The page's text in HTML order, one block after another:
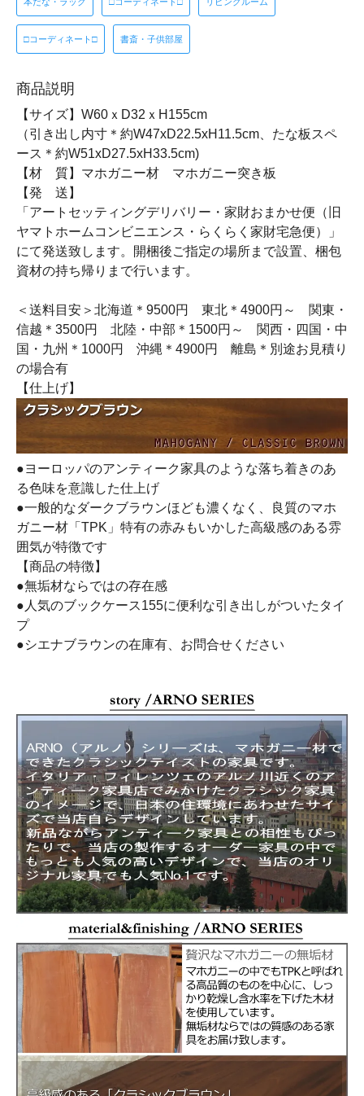
□コーディネート□ 書斎・子供部屋
商品説明
【サイズ】W60ｘD32ｘH155cm
（引き出し内寸＊約W47xD22.5xH11.5cm、たな板スペ
ース＊約W51xD27.5xH33.5cm)
【材 質】マホガニー材 マホガニー突き板
【発 送】
「アートセッティングデリバリー・家財おまかせ便（旧
ヤマトホームコンビニエンス・らくらく家財宅急便）」
にて発送致します。開梱後ご指定の場所まで設置、梱包
資材の持ち帰りまで行います。
＜送料目安＞北海道＊9500円 東北＊4900円～ 関東・
信越＊3500円 北陸・中部＊1500円～ 関西・四国・中
国・九州＊1000円 沖縄＊4900円 離島＊別途お見積り
の場合有
【仕上げ】
●ヨーロッパのアンティーク家具のような落ち着きのあ
る色味を意識した仕上げ
●一般的なダークブラウンほども濃くなく、良質のマホ
ガニー材「TPK」特有の赤みもいかした高級感のある雰
囲気が特徴です
【商品の特徴】
●無垢材ならではの存在感
●人気のブックケース155に便利な引き出しがついたタイ
プ
●シエナブラウンの在庫有、お問合せください